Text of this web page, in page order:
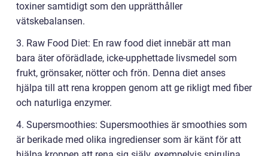
toxiner samtidigt som den upprätthåller
vätskebalansen.
3. Raw Food Diet: En raw food diet innebär att man
bara äter oförädlade, icke-upphettade livsmedel som
frukt, grönsaker, nötter och frön. Denna diet anses
hjälpa till att rena kroppen genom att ge rikligt med fiber
och naturliga enzymer.
4. Supersmoothies: Supersmoothies är smoothies som
är berikade med olika ingredienser som är känt för att